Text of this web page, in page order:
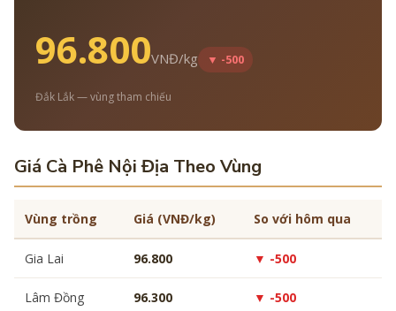
96.800VNĐ/kg ▼ -500
Đắk Lắk — vùng tham chiếu
Giá Cà Phê Nội Địa Theo Vùng
Vùng trồng Giá (VNĐ/kg) So với hôm qua
Gia Lai 96.800 ▼ -500
Lâm Đồng 96.300 ▼ -500